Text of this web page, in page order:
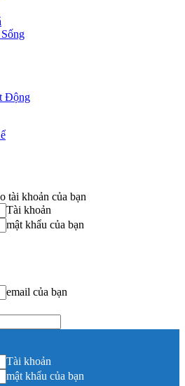
Động
tài khoản của bạn
Tài khoản
mật khẩu của bạn
email của bạn
Tài khoản
mật khẩu của bạn